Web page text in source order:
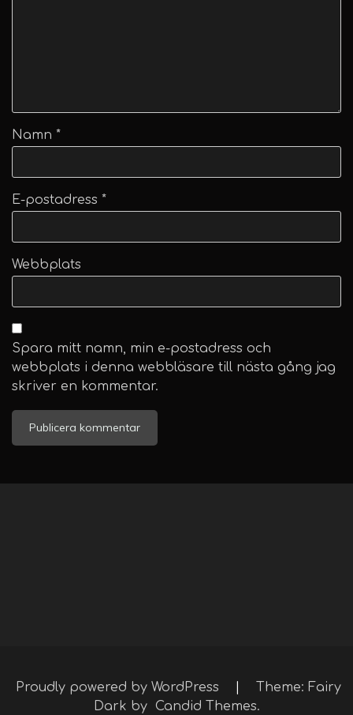
Namn *
E-postadress *
Webbplats
Spara mitt namn, min e-postadress och
webbplats i denna webbläsare till nästa gång jag
skriver en kommentar.
Proudly powered by WordPress
Theme: Fairy
Dark by Candid Themes.